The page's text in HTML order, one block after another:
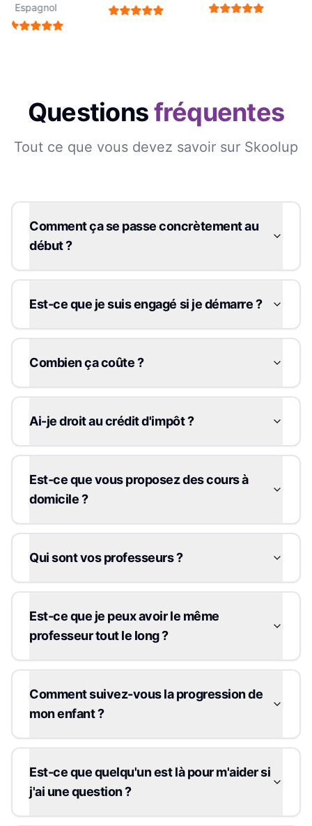
Espagnol
Questionsfréquentes
Tout ce que vous devez savoir sur Skoolup
Comment ça se passe concrètement au
début ?
Est-ce que je suis engagé si je démarre ?
Combien ça coûte ?
Ai-je droit au crédit d'impôt ?
Est-ce que vous proposez des cours à
domicile ?
Qui sont vos professeurs ?
Est-ce que je peux avoir le même
professeur tout le long ?
Comment suivez-vous la progression de
mon enfant ?
Est-ce que quelqu'un est là pour m'aider si
j'ai une question ?